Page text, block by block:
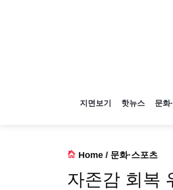
지면보기 핫뉴스 문화
Home / 문화·스포츠
자존감 회복